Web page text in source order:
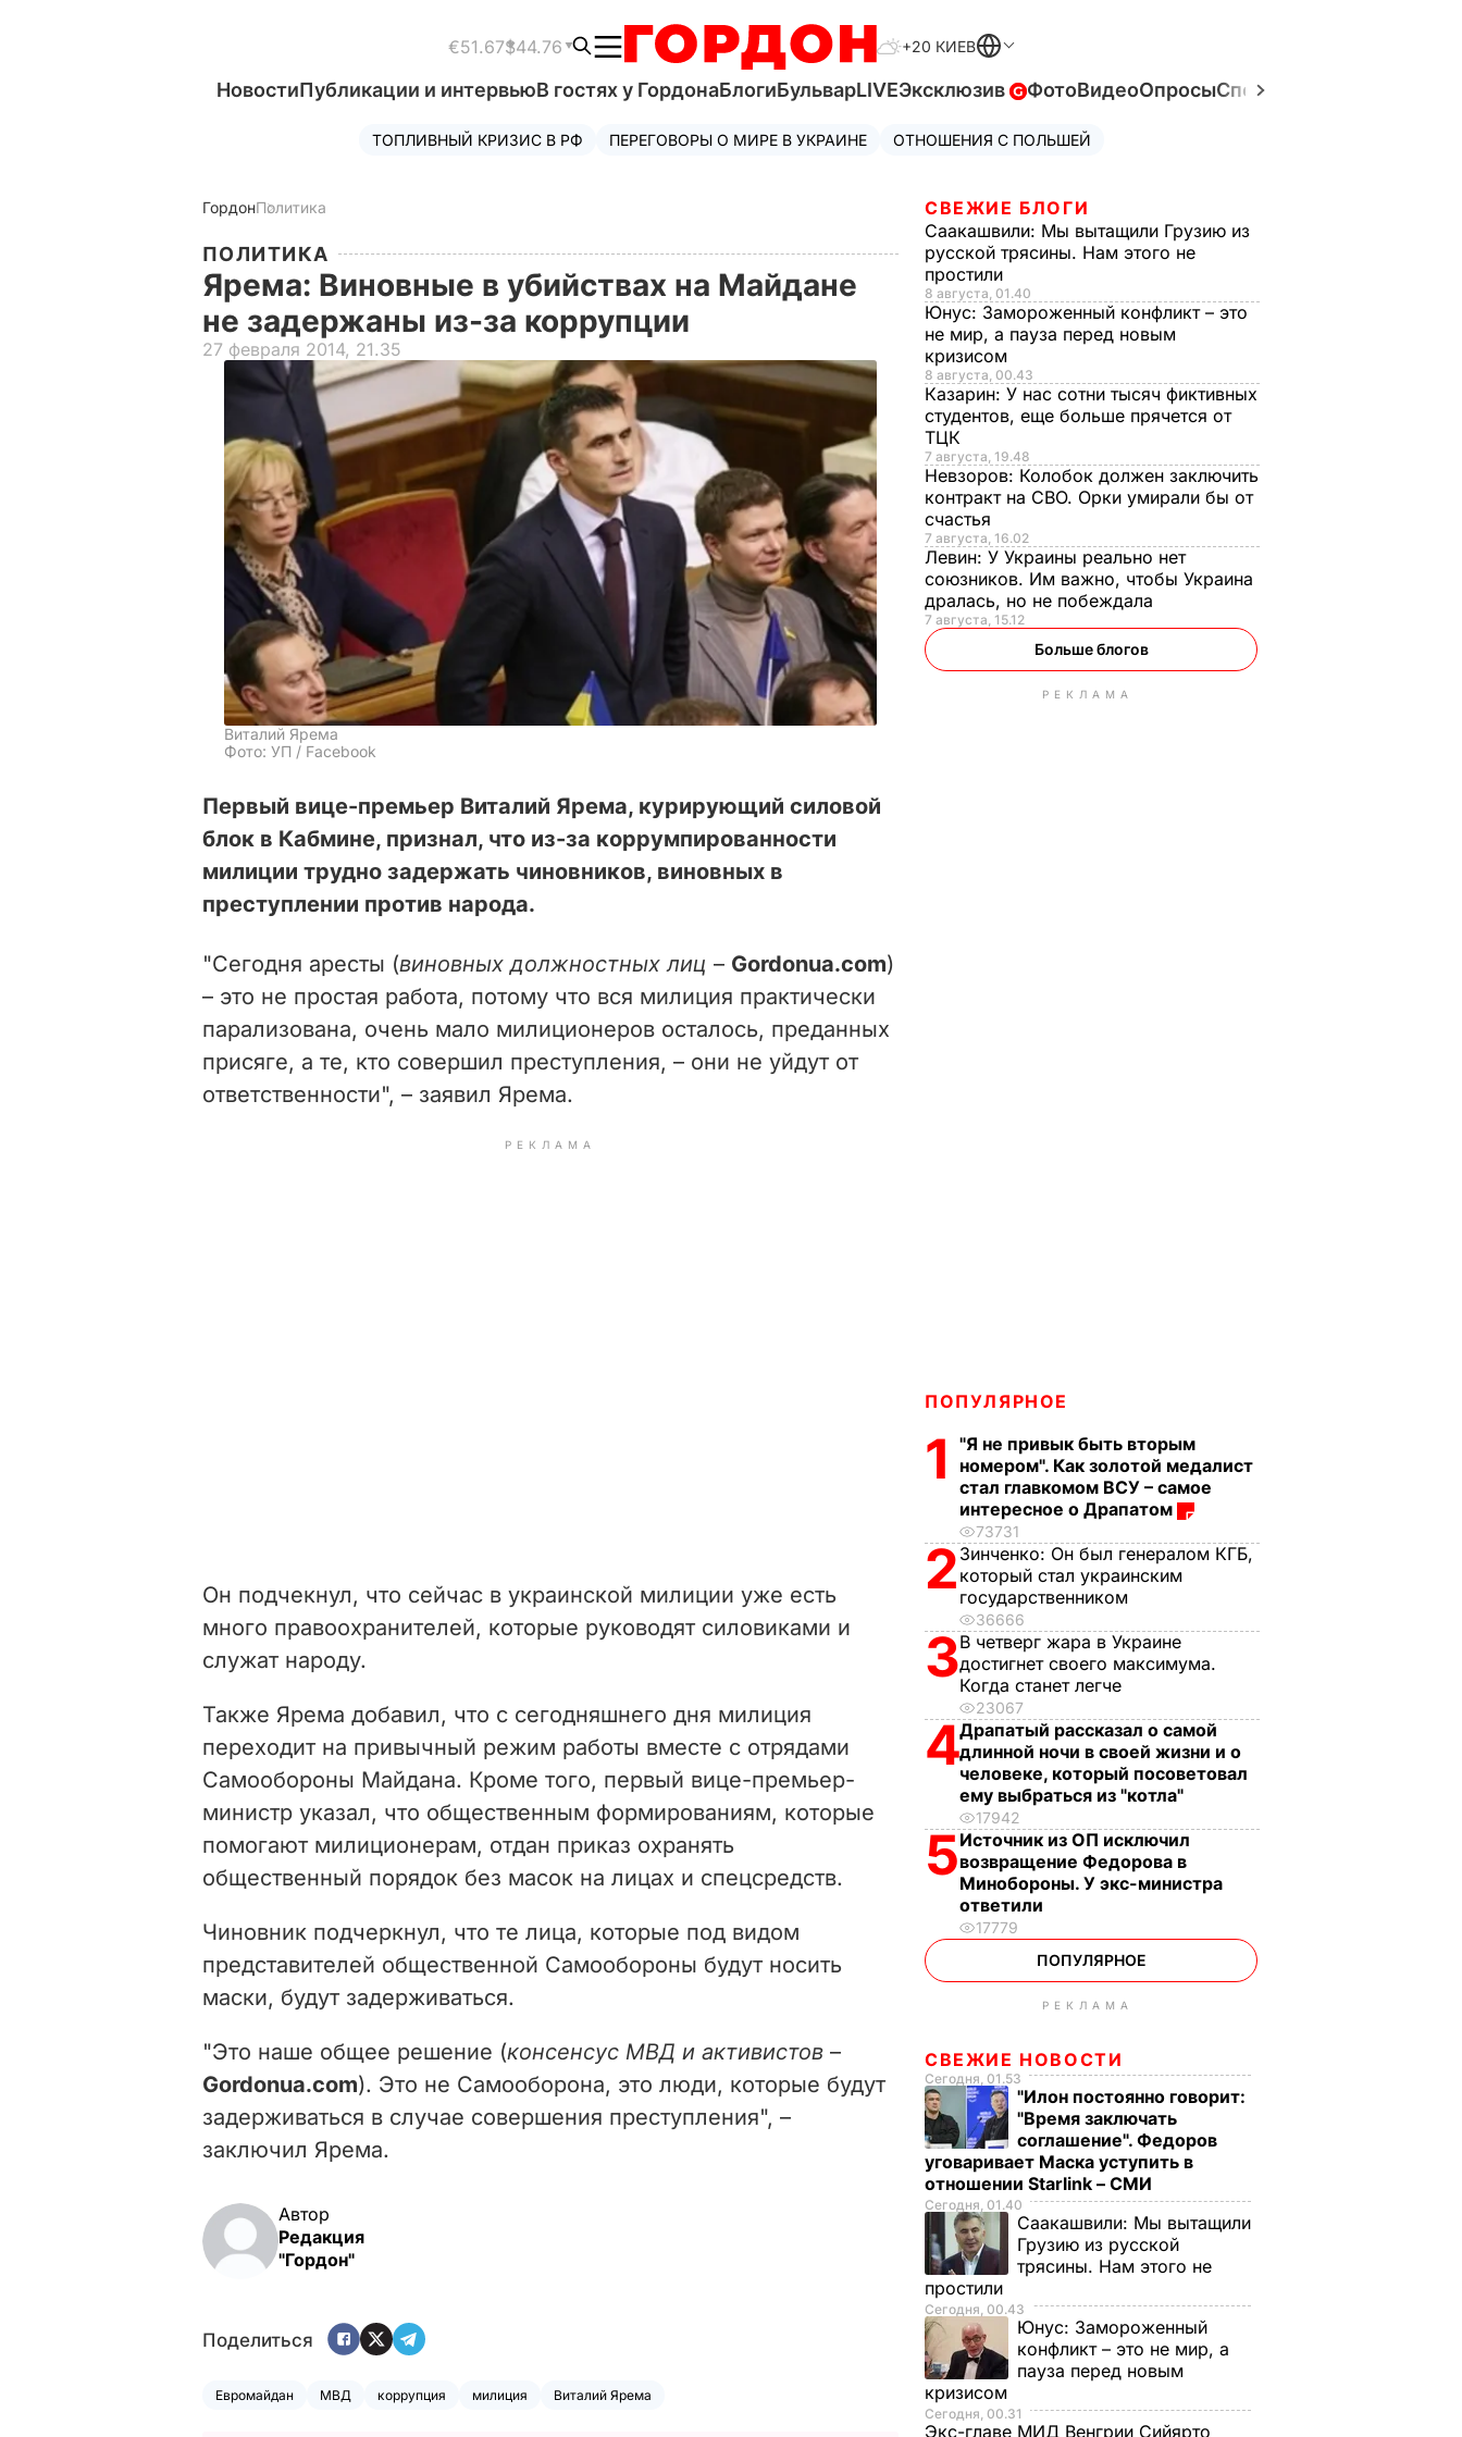
€51.67$44.76 +20 КИЕВ
НовостиПубликации и интервьюВ гостях у ГордонаБлогиБульварLIVEЭксклюзив ФотоВидеоОпросыСпецпроекты
ТОПЛИВНЫЙ КРИЗИС В РФ ПЕРЕГОВОРЫ О МИРЕ В УКРАИНЕ ОТНОШЕНИЯ С ПОЛЬШЕЙ
ГордонПолитика
ПОЛИТИКА
Ярема: Виновные в убийствах на Майдане
не задержаны из-за коррупции
27 февраля 2014, 21.35
Виталий Ярема
Фото: УП / Facebook
Первый вице-премьер Виталий Ярема, курирующий силовой
блок в Кабмине, признал, что из-за коррумпированности
милиции трудно задержать чиновников, виновных в
преступлении против народа.
"Сегодня аресты (виновных должностных лиц – Gordonua.com)
– это не простая работа, потому что вся милиция практически
парализована, очень мало милиционеров осталось, преданных
присяге, а те, кто совершил преступления, – они не уйдут от
ответственности", – заявил Ярема.
РЕКЛАМА
Он подчекнул, что сейчас в украинской милиции уже есть
много правоохранителей, которые руководят силовиками и
служат народу.
Также Ярема добавил, что с сегодняшнего дня милиция
переходит на привычный режим работы вместе с отрядами
Самообороны Майдана. Кроме того, первый вице-премьер-
министр указал, что общественным формированиям, которые
помогают милиционерам, отдан приказ охранять
общественный порядок без масок на лицах и спецсредств.
Чиновник подчеркнул, что те лица, которые под видом
представителей общественной Самообороны будут носить
маски, будут задерживаться.
"Это наше общее решение (консенсус МВД и активистов –
Gordonua.com). Это не Самооборона, это люди, которые будут
задерживаться в случае совершения преступления", –
заключил Ярема.
Автор
Редакция
"Гордон"
Поделиться
Евромайдан МВД коррупция милиция Виталий Ярема
СВЕЖИЕ БЛОГИ
Саакашвили: Мы вытащили Грузию из
русской трясины. Нам этого не
простили
8 августа, 01.40
Юнус: Замороженный конфликт – это
не мир, а пауза перед новым
кризисом
8 августа, 00.43
Казарин: У нас сотни тысяч фиктивных
студентов, еще больше прячется от
ТЦК
7 августа, 19.48
Невзоров: Колобок должен заключить
контракт на СВО. Орки умирали бы от
счастья
7 августа, 16.02
Левин: У Украины реально нет
союзников. Им важно, чтобы Украина
дралась, но не побеждала
7 августа, 15.12
Больше блогов
РЕКЛАМА
ПОПУЛЯРНОЕ
1
"Я не привык быть вторым
номером". Как золотой медалист
стал главкомом ВСУ – самое
интересное о Драпатом
73731
2 Зинченко: Он был генералом КГБ,
который стал украинским
государственником
36666
3В четверг жара в Украине
достигнет своего максимума.
Когда станет легче
23067
4Драпатый рассказал о самой
длинной ночи в своей жизни и о
человеке, который посоветовал
ему выбраться из "котла"
17942
5Источник из ОП исключил
возвращение Федорова в
Минобороны. У экс-министра
ответили
17779
ПОПУЛЯРНОЕ
РЕКЛАМА
СВЕЖИЕ НОВОСТИ
Сегодня, 01.53
"Илон постоянно говорит:
"Время заключать
соглашение". Федоров
уговаривает Маска уступить в
отношении Starlink – СМИ
Сегодня, 01.40
Саакашвили: Мы вытащили
Грузию из русской
трясины. Нам этого не
простили
Сегодня, 00.43
Юнус: Замороженный
конфликт – это не мир, а
пауза перед новым
кризисом
Сегодня, 00.31
Экс-главе МИД Венгрии Сийярто